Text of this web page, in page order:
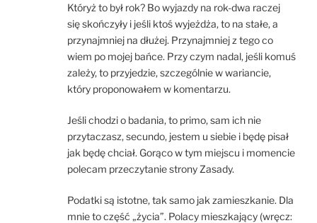
Któryż to był rok? Bo wyjazdy na rok-dwa raczej
się skończyły i jeśli ktoś wyjeżdża, to na stałe, a
przynajmniej na dłużej. Przynajmniej z tego co
wiem po mojej bańce. Przy czym nadal, jeśli komuś
zależy, to przyjedzie, szczególnie w wariancie,
który proponowałem w komentarzu.
Jeśli chodzi o badania, to primo, sam ich nie
przytaczasz, secundo, jestem u siebie i będę pisał
jak będę chciał. Gorąco w tym miejscu i momencie
polecam przeczytanie strony Zasady.
Podatki są istotne, tak samo jak zamieszkanie. Dla
mnie to część „życia”. Polacy mieszkający (wręcz: